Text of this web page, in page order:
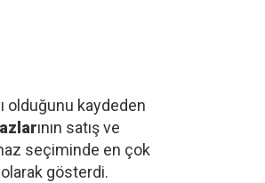
olduğunu kaydeden
ının satış ve
seçiminde en çok
gösterdi.